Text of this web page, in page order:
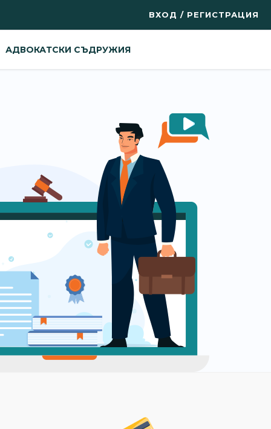
ВХОД / РЕГИСТРАЦИЯ
АДВОКАТСКИ СЪДРУЖИЯ